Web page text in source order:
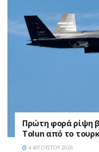
Πρώτη φορά ρίψη
Tolun από το
4 ΑΥΓΟΎΣΤΟΥ 2026